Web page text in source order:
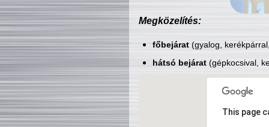
Megközelítés:
főbejárat(gyalog,
hátsó bejárat(gépkocsival,
This page